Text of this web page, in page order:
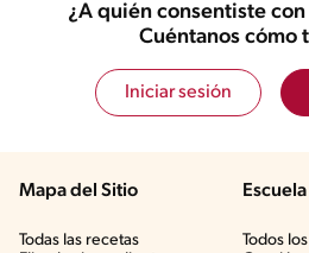
¿A quién consentiste
Cuéntanos cómo
Iniciar sesión
Mapa del Sitio
Todas las recetas
Todos